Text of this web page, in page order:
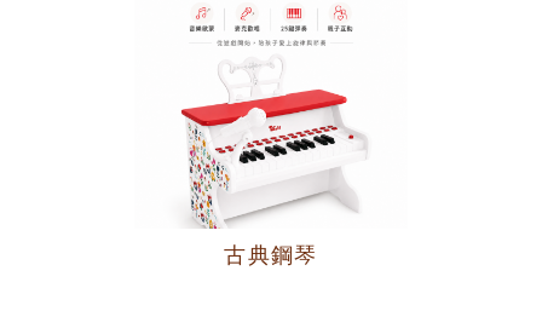
古典鋼琴